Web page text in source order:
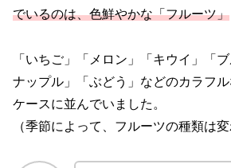
でいるのは、色鮮やかな「フルーツ」
「いちご」「メロン」「キウイ」「
ナップル」「ぶどう」などのカラフ
ケースに並んでいました。
（季節によって、フルーツの種類は